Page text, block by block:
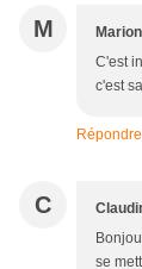
M
C'est
c'est
Répondre
C
se